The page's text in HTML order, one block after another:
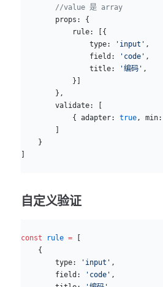
        //value 是 array
        props: {
            rule: [{
                type:
'input' ,
                field:
'code' ,
                title:
'编码' ,
            }]
        },
        validate: [
            { adapter:
true , min:
        ]
    }
]
自定义验证
const rule = [
    {
        type:
'input' ,
        field:
'code' ,